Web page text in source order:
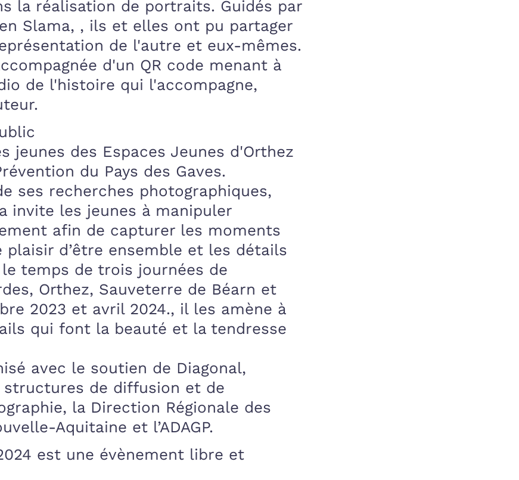
la réalisation de portraits. Guidés par
Slama, , ils et elles ont pu partager
de l'autre et eux-mêmes.
d'un QR code menant à
de l'histoire qui l'accompagne,
jeunes des Espaces Jeunes d'Orthez
du Pays des Gaves.
ses recherches photographiques,
invite les jeunes à manipuler
afin de capturer les moments
d’être ensemble et les détails
temps de trois journées de
Orthez, Sauveterre de Béarn et
2023 et avril 2024., il les amène à
qui font la beauté et la tendresse
avec le soutien de Diagonal,
structures de diffusion et de
la Direction Régionale des
Aquitaine et l’ADAGP.
est une évènement libre et